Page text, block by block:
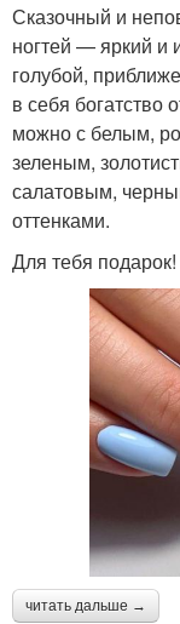
Сказочный и
ногтей — яркий и
голубой,
в себя богатство
можно с белым,
зеленым,
салатовым,
оттенками.
Для тебя
читать дальше →